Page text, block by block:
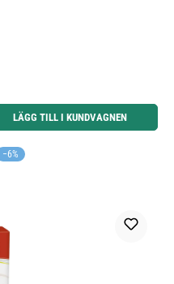
−6%
för att öka eller minska kvantiteten.
LÄGG TILL I KUNDVAGNEN